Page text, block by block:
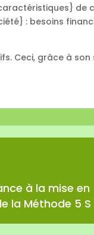
de
: besoins
Ceci, grâce à
à la mise en
la Méthode 5 S